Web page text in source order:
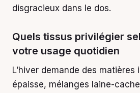
disgracieux dans le dos.
Quels tissus privilégier
votre usage quotidien
L’hiver demande des matières
épaisse, mélanges laine-